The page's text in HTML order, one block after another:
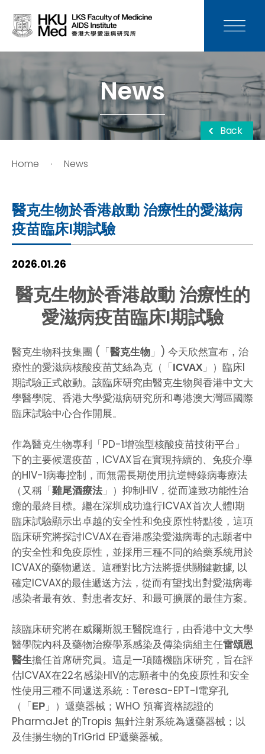
News
Home News
Back
醫克生物於香港啟動 治療性的愛滋病
疫苗臨床I期試驗
2026.01.26
醫克生物於香港啟動 治療性的
愛滋病疫苗臨床I期試驗
醫克生物科技集團 (「醫克生物 」) 今天欣然宣布，治
療性的愛滋病核酸疫苗艾絲為克（「 ICVAX 」）臨床I
期試驗正式啟動。該臨床研究由醫克生物與香港中文大
學醫學院、香港大學愛滋病研究所和粵港澳大灣區國際
臨床試驗中心合作開展。
作為醫克生物專利「PD-1增強型核酸疫苗技術平台」
下的主要候選疫苗，ICVAX旨在實現持續的、免疫介導
的HIV-1病毒控制，而無需長期使用抗逆轉錄病毒療法
（又稱「雞尾酒療法 」）抑制HIV，從而達致功能性治
癒的最終目標。繼在深圳成功進行ICVAX首次人體I期
臨床試驗顯示出卓越的安全性和免疫原性特點後，這項
臨床研究將探討ICVAX在香港感染愛滋病毒的志願者中
的安全性和免疫原性，並採用三種不同的給藥系統用於
ICVAX的藥物遞送。這種對比方法將提供關鍵數據, 以
確定ICVAX的最佳遞送方法，從而有望找出對愛滋病毒
感染者最有效、對患者友好、和最可擴展的最佳方案。
該臨床研究將在威爾斯親王醫院進行，由香港中文大學
醫學院內科及藥物治療學系感染及傳染病組主任雷頌恩
醫生擔任首席研究員。這是一項隨機臨床研究，旨在評
估ICVAX在22名感染HIV的志願者中的免疫原性和安全
性使用三種不同遞送系統：Teresa-EPT-I電穿孔
（「 EP 」）遞藥器械；WHO 預審資格認證的
PharmaJet 的Tropis 無針注射系統為遞藥器械；以
及佳揚生物的TriGrid EP遞藥器械。
News
Media
Donation
Careers
Teaching
Service
HIV / AIDS
Knowledge Exchange
Facility